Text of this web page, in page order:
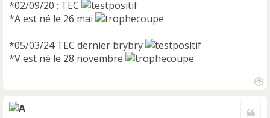
*02/09/20 : TEC
*A est né le 26 mai
*05/03/24 TEC dernier brybry
*V est né le 28 novembre